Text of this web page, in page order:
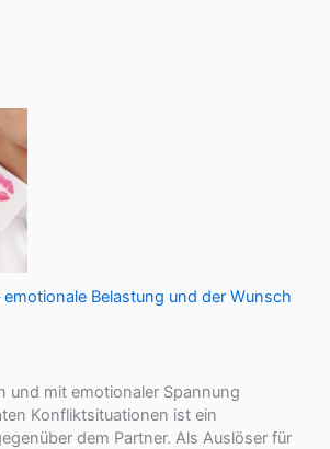
Belastung und der Wunsch
und mit emotionaler Spannung
Konfliktsituationen ist ein
dem Partner. Als Auslöser für